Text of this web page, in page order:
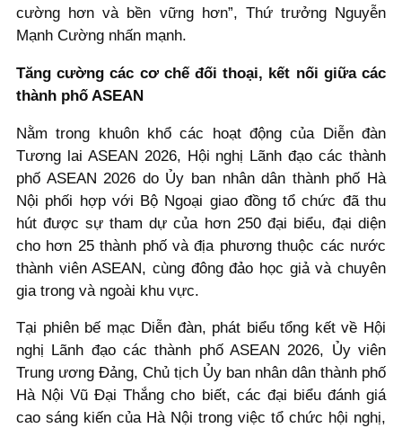
cường hơn và bền vững hơn”, Thứ trưởng Nguyễn
Mạnh Cường nhấn mạnh.
Tăng cường các cơ chế đối thoại, kết nối giữa các
thành phố ASEAN
Nằm trong khuôn khổ các hoạt động của Diễn đàn
Tương lai ASEAN 2026, Hội nghị Lãnh đạo các thành
phố ASEAN 2026 do Ủy ban nhân dân thành phố Hà
Nội phối hợp với Bộ Ngoại giao đồng tổ chức đã thu
hút được sự tham dự của hơn 250 đại biểu, đại diện
cho hơn 25 thành phố và địa phương thuộc các nước
thành viên ASEAN, cùng đông đảo học giả và chuyên
gia trong và ngoài khu vực.
Tại phiên bế mạc Diễn đàn, phát biểu tổng kết về Hội
nghị Lãnh đạo các thành phố ASEAN 2026, Ủy viên
Trung ương Đảng, Chủ tịch Ủy ban nhân dân thành phố
Hà Nội Vũ Đại Thắng cho biết, các đại biểu đánh giá
cao sáng kiến của Hà Nội trong việc tổ chức hội nghị,